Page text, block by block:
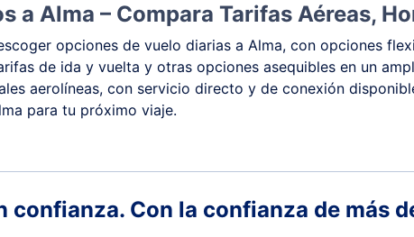
a Alma – Compara Tarifas Aéreas,
opciones de vuelo diarias a Alma, con opciones
de ida y vuelta y otras opciones asequibles en un
aerolíneas, con servicio directo y de conexión
para tu próximo viaje.
confianza. Con la confianza de más